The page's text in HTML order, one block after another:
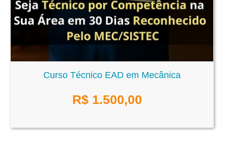
Curso Técnico EAD em Mecânica
R$ 1.500,00